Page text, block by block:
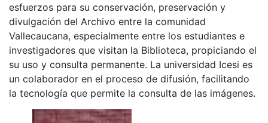
esfuerzos para su conservación, preservación y
divulgación del Archivo entre la comunidad
Vallecaucana, especialmente entre los estudiantes e
investigadores que visitan la Biblioteca, propiciando el
su uso y consulta permanente. La universidad Icesi es
un colaborador en el proceso de difusión, facilitando
la tecnología que permite la consulta de las imágenes.